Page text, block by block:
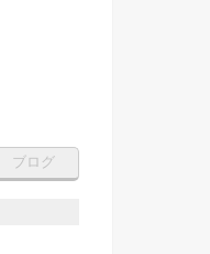
ブログ